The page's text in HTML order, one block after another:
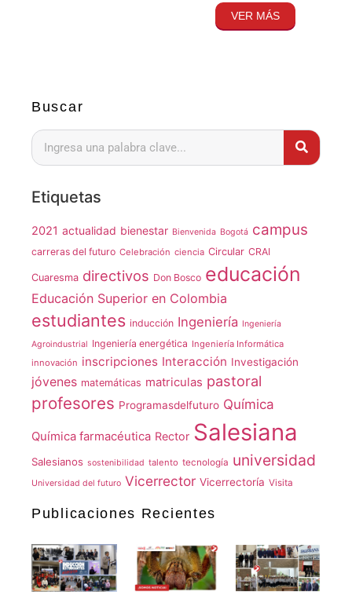
Buscar
Etiquetas
2021 actualidad bienestar Bienvenida Bogotá campus
carreras del futuro Celebración ciencia Circular CRAI
Cuaresma directivos Don Bosco educación
Educación Superior en Colombia
estudiantes inducción Ingeniería Ingeniería
Agroindustrial Ingeniería energética Ingeniería Informática
innovación inscripciones Interacción Investigación
jóvenes matemáticas matriculas pastoral
profesores Programasdelfuturo Química
Química farmacéutica Rector Salesiana
Salesianos sostenibilidad talento tecnología universidad
Universidad del futuro Vicerrector Vicerrectoría Visita
Publicaciones Recientes
VER MÁS